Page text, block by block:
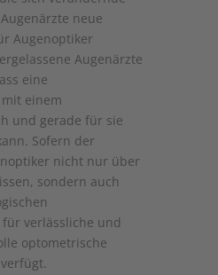
neue
Augenoptiker
Augenärzte
eine
einem
und gerade für sie
Sofern der
nicht nur über
sondern auch
verlässliche und
optometrische